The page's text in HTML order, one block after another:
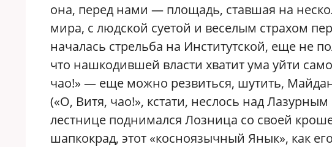
она, перед нами — площадь, ставшая на
мира, с людской суетой и веселым страхом
началась стрельба на Институтской, еще не
что нашкодившей власти хватит ума уйти
чао!» — еще можно резвиться, шутить,
(«О, Витя, чао!», кстати, неслось над
лестнице поднимался Лозница со своей
шапкокрад, этот «косноязычный Янык», как